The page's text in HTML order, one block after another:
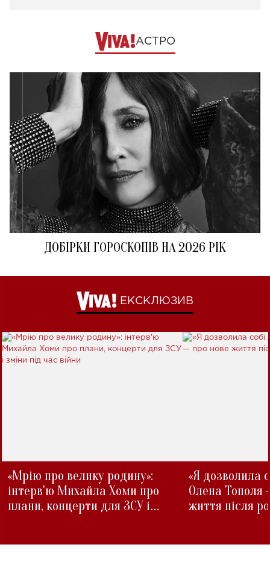
АСТРО
ДОБІРКИ ГОРОСКОПІВ НА 2026 РІК
ЕКСКЛЮЗИВ
«Мрію про велику родину»:
інтерв'ю Михайла Хоми про
плани, концерти для ЗСУ і
«Я дозволила
Олена Тополя
життя після